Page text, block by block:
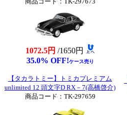
1072.5円 /1650円
35.0% OFF!ケース売り
【タカラトミー】トミカプレミアム
unlimited 12 頭文字D RX－7(高橋啓介)
商品コード：TK-297659